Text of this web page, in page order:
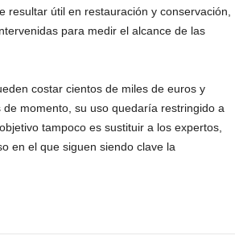
útil en restauración y conservación,
para medir el alcance de las
costar cientos de miles de euros y
momento, su uso quedaría restringido a
tampoco es sustituir a los expertos,
en el que siguen siendo clave la